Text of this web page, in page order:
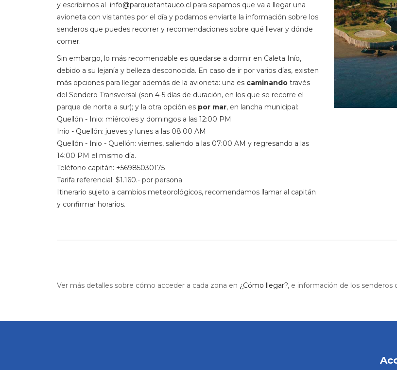
y escribirnos al info@parquetantauco.cl para sepamos que va a llegar una
avioneta con visitantes por el día y podamos enviarte la información sobre los
senderos que puedes recorrer y recomendaciones sobre qué llevar y dónde
comer.
Sin embargo, lo más recomendable es quedarse a dormir en Caleta Inío,
debido a su lejanía y belleza desconocida. En caso de ir por varios días, existen
más opciones para llegar además de la avioneta: una es caminando través
del Sendero Transversal (son 4-5 días de duración, en los que se recorre el
parque de norte a sur); y la otra opción es por mar, en lancha municipal:
Quellón - Inio: miércoles y domingos a las 12:00 PM
Inio - Quellón: jueves y lunes a las 08:00 AM
Quellón - Inio - Quellón: viernes, saliendo a las 07:00 AM y regresando a las
14:00 PM el mismo día.
Teléfono capitán: +56985030175
Tarifa referencial: $1.160.- por persona
Itinerario sujeto a cambios meteorológicos, recomendamos llamar al capitán
y confirmar horarios.
Ver más detalles sobre cómo acceder a cada zona en ¿Cómo llegar?, e información de los senderos